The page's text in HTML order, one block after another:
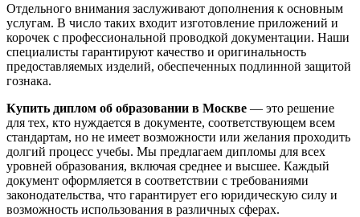
Отдельного внимания заслуживают дополнения к основным
услугам. В число таких входит изготовление приложений и
корочек с профессиональной проводкой документации. Наши
специалисты гарантируют качество и оригинальность
предоставляемых изделий, обеспеченных подлинной защитой
гознака.
Купить диплом об образовании в Москве — это решение
для тех, кто нуждается в документе, соответствующем всем
стандартам, но не имеет возможности или желания проходить
долгий процесс учебы. Мы предлагаем дипломы для всех
уровней образования, включая среднее и высшее. Каждый
документ оформляется в соответствии с требованиями
законодательства, что гарантирует его юридическую силу и
возможность использования в различных сферах.